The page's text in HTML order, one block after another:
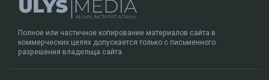
Полное или частичное копирование материалов сайта в
коммерческих целях допускается только с письменного
разрешения владельца сайта.